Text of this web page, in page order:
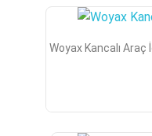
Woyax Kancalı Araç